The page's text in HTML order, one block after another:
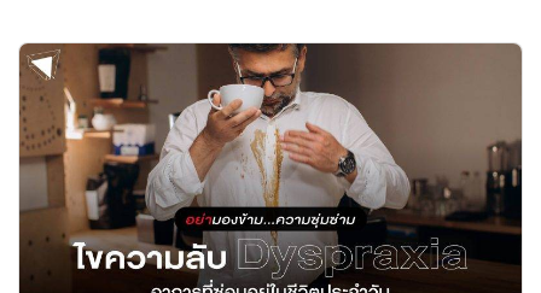
แน่นอนครับ น้ำหอมผู้ชาย กลิ่นกาย สดชื่น
: DAVIDOFF Cool Water เปิดขวดแรก
ด้วยน้ำหอมผู้ชายที่นิยมสุด ๆ แถมราคาไม่
แรงมาก ถือว่าเป็นหนึ่งในน้ำหอมสามัญ
ประจำบ้านของใครหลาย ๆ คนเลยทีเดียว
ถึงแม้เจ้าตัว DAVIDOFF Cool Water จะ
ผลิตมานานแล้ว แต่บอกได้คำเดียวว่า กลิ่น
ติดทนใช้ได้ เป็นกลิ่นคลาสสิกที่สาว ๆ ชอบ
มา
ไท
คุ้น